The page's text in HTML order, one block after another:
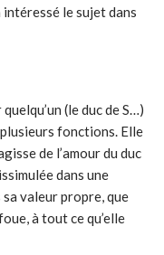
le sujet dans
(le duc de S…)
fonctions. Elle
de l’amour du duc
dans une
sa valeur propre, que
à tout ce qu’elle